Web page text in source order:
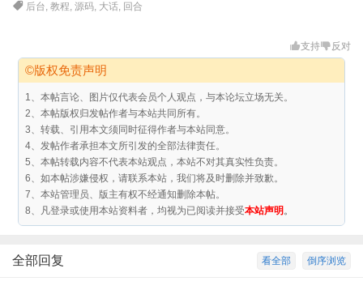
后台,教程,源码, 大话, 回合
支持 反对
©版权免责声明
1、本帖言论、图片仅代表会员个人观点，与本论坛立场无关。
2、本帖版权归发帖作者与本站共同所有。
3、转载、引用本文须同时征得作者与本站同意。
4、发帖作者承担本文所引发的全部法律责任。
5、本帖转载内容不代表本站观点，本站不对其真实性负责。
6、如本帖涉嫌侵权，请联系本站，我们将及时删除并致歉。
7、本站管理员、版主有权不经通知删除本帖。
8、凡登录或使用本站资料者，均视为已阅读并接受本站声明 。
倒序浏览
看全部
全部回复